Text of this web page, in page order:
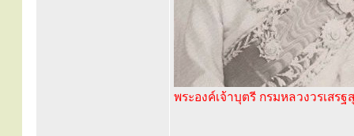
พระองค์เจ้าบุตรี กรมหลวงวรเสรฐ